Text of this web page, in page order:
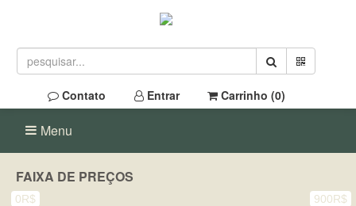
Contato Entrar Carrinho (0)
Menu
FAIXA DE PREÇOS
0R$ 900R$